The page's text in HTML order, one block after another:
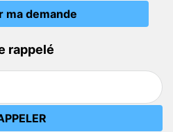
rappelé